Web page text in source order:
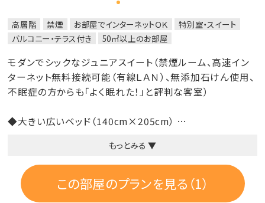
高層階 禁煙 お部屋でインターネットＯＫ
特別室・スイート
バルコニー・テラス付き
50㎡以上のお部屋
モダンでシックなジュニアスイート（禁煙ルーム、高速イン
ターネット無料接続可能（有線ＬＡＮ）、無添加石けん使用、
不眠症の方からも「よく眠れた！」と評判な客室）
◆大きい広いベッド（140cm×205cm）
◆自然派のシャンプー＆コンディショナー（プロハーブ）に、
無添加ボディーソープ（シャボン玉石けん）
◆快眠をお届けするために、上質綿を使ったベッドリネン
◆EMを活用し、栽培にこだわった有栽栽培の緑茶
もっとみる ▼
この部屋のプランを見る（1）